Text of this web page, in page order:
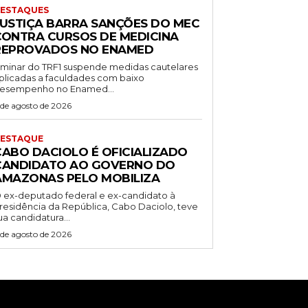
BARRA SANÇÕES DO MEC
CURSOS DE MEDICINA
NO ENAMED
do TRF1 suspende medidas cautelares
a faculdades com baixo
no Enamed...
agosto de 2026
DACIOLO É OFICIALIZADO
AO GOVERNO DO
PELO MOBILIZA
ex-deputado federal e ex-candidato à
da República, Cabo Daciolo, teve
candidatura...
agosto de 2026